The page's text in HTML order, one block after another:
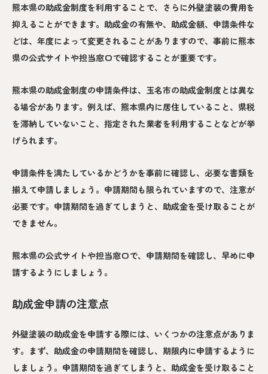
熊本県の助成金制度を利用することで、さらに外壁塗装の費用を
抑えることができます。助成金の有無や、助成金額、申請条件な
どは、年度によって変更されることがありますので、事前に熊本
県の公式サイトや担当窓口で確認することが重要です。
熊本県の助成金制度の申請条件は、玉名市の助成金制度とは異な
る場合があります。例えば、熊本県内に居住していること、県税
を滞納していないこと、指定された業者を利用することなどが挙
げられます。
申請条件を満たしているかどうかを事前に確認し、必要な書類を
揃えて申請しましょう。申請期間も限られていますので、注意が
必要です。申請期間を過ぎてしまうと、助成金を受け取ることが
できません。
熊本県の公式サイトや担当窓口で、申請期間を確認し、早めに申
請するようにしましょう。
助成金申請の注意点
外壁塗装の助成金を申請する際には、いくつかの注意点がありま
す。まず、助成金の申請期間を確認し、期限内に申請するように
しましょう。申請期間を過ぎてしまうと、助成金を受け取ること